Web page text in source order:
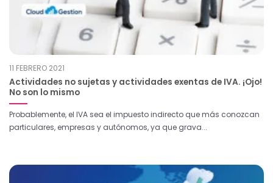
11 FEBRERO 2021
Actividades no sujetas y actividades exentas de IVA. ¡Ojo!
No son lo mismo
Probablemente, el IVA sea el impuesto indirecto que más conozcan
particulares, empresas y autónomos, ya que grava...